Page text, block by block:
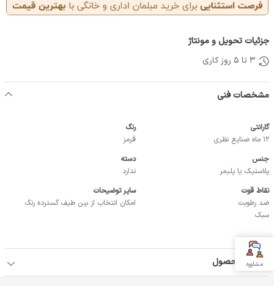
جزئیات تحویل و مونتاژ
3 تا 5 روز کاری
مشخصات فنی
گارانتی
12 ماه صنایع نظری
رنگ
قرمز
جنس
پلاستیک یا پلیمر
دسته
ندارد
نقاط قوت
ضد رطوبت
سبک
سایر توضیحات
امکان انتخاب از بین طیف گسترده رنگ
جزئیات محصول
مشاوره